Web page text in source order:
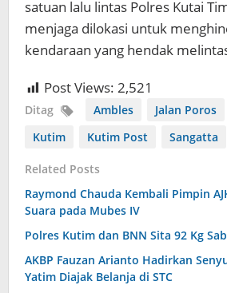
satuan lalu lintas Polres Kutai
menjaga dilokasi untuk
kendaraan yang hendak
Post Views: 2,521
Ditag Ambles Jalan Poros
Kutim
Kutim Post Sangatta
Related Posts
Raymond Chauda Kembali Pimpin
Suara pada Mubes IV
Polres Kutim dan BNN Sita 92 Kg
AKBP Fauzan Arianto Hadirkan
Yatim Diajak Belanja di STC